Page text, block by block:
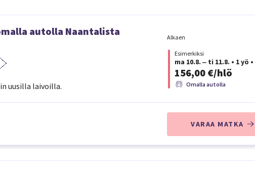
autolla Naantalista
uusilla laivoilla.
Alkaen
Esimerkiksi
ma 10.8. ‒ ti 11.8. • 1 yö •
156,00 €/hlö
Omalla autolla
VARAA MATKA